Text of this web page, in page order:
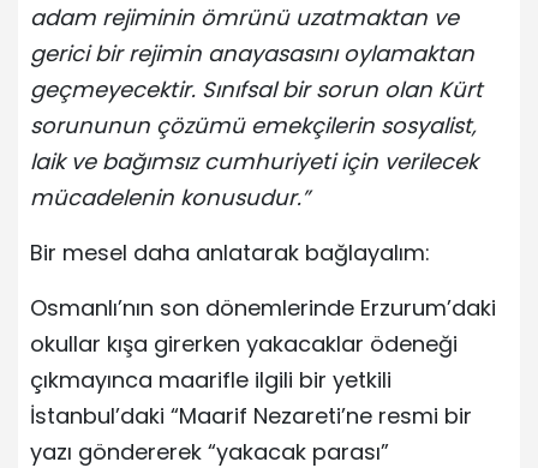
adam rejiminin ömrünü uzatmaktan ve
gerici bir rejimin anayasasını oylamaktan
geçmeyecektir. Sınıfsal bir sorun olan Kürt
sorununun çözümü emekçilerin sosyalist,
laik ve bağımsız cumhuriyeti için verilecek
mücadelenin konusudur.”
Bir mesel daha anlatarak bağlayalım:
Osmanlı’nın son dönemlerinde Erzurum’daki
okullar kışa girerken yakacaklar ödeneği
çıkmayınca maarifle ilgili bir yetkili
İstanbul’daki “Maarif Nezareti’ne resmi bir
yazı göndererek “yakacak parası”